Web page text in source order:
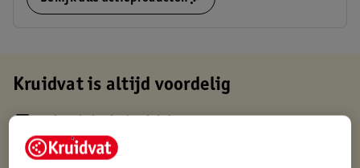
Kruidvat is altijd voordelig
Op werkdagen voor 22:00 uur besteld, volgende dag in huis
Gratis thuisbezorgd vanaf 50.00